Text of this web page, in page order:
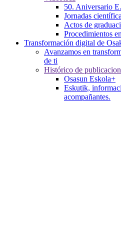
50. Aniversario
Jornadas
Actos de
Procedimientos
Transformación digital de
Avanzamos en
de ti
Histórico de
Osasun Eskola+
Eskutik,
acompañantes.